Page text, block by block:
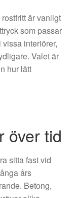
är vanligt
som passar
interiörer,
Valet är
hur lätt
över tid
sitta fast vid
års
Betong,